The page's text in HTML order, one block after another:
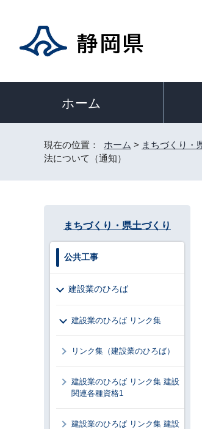
ホーム
現在の位置： ホーム > まちづくり・
法について（通知）
まちづくり・県土づくり
公共工事
建設業のひろば
建設業のひろば リンク集
リンク集（建設業のひろば）
建設業のひろば リンク集 建設
関連各種資格1
建設業のひろば リンク集 建設